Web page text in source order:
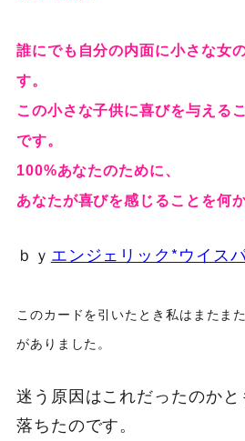
誰にでも自分の内面に小さな女
す。
この小さな子供に喜びを与える
です。
100%あなたのために、
あなたが喜びを感じることを何
ｂｙ エンジェリック*ウイス
このカードを引いたとき私はまたま
がありました。
迷う原因はこれだったのか
落ちたのです。